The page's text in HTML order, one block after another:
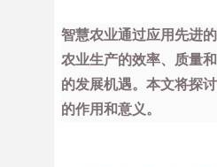
智慧农业通过应用先进
农业生产的效率、质量
的发展机遇。本文将探
的作用和意义。